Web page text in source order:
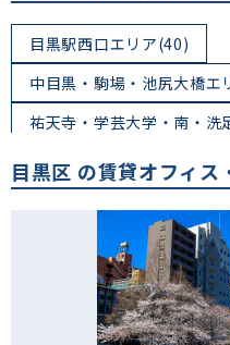
目黒駅西口エリア(40)
中目黒・駒場・池尻大橋エ
祐天寺・学芸大学・南・洗
都立大学・自由が丘エリア
南(0) 東が
中根(3) 平
緑が丘(3)
自由が丘
目黒区 の賃貸オフィス